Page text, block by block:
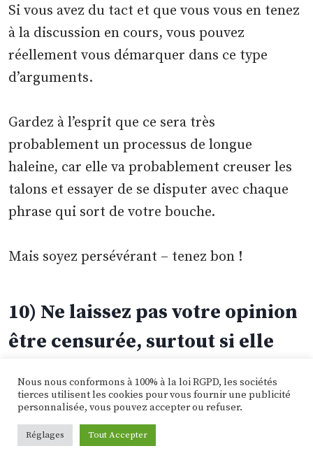
Si vous avez du tact et que vous vous en tenez
à la discussion en cours, vous pouvez
réellement vous démarquer dans ce type
d’arguments.
Gardez à l’esprit que ce sera très
probablement un processus de longue
haleine, car elle va probablement creuser les
talons et essayer de se disputer avec chaque
phrase qui sort de votre bouche.
Mais soyez persévérant – tenez bon !
10) Ne laissez pas votre opinion
être censurée, surtout si elle
Nous nous conformons à 100% à la loi RGPD, les sociétés
tierces utilisent les cookies pour vous fournir une publicité
personnalisée, vous pouvez accepter ou refuser.
Réglages Tout Accepter